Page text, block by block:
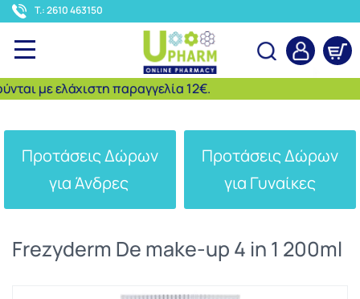
T.: 2610 463150
με ελάχιστη παραγγελία 12€.
Αναζήτηση
Προτάσεις Δώρων
για Άνδρες
Προτάσεις Δώρων
για Γυναίκες
Frezyderm De make-up 4 in 1 200ml